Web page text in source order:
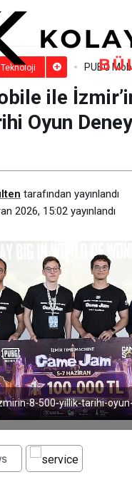
Teknoloji PUBG
ile
Oyun
tarafından yayınlandı
2026, 15:02 yayınlandı
8-500-yillik-tarihi-
Monster, yenilikçi
2026’da yerini aldı
Yap Paylaş